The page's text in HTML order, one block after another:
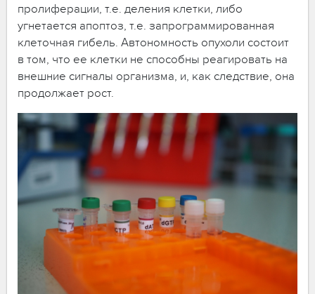
пролиферации, т.е. деления клетки, либо
угнетается апоптоз, т.е. запрограммированная
клеточная гибель. Автономность опухоли состоит
в том, что ее клетки не способны реагировать на
внешние сигналы организма, и, как следствие, она
продолжает рост.